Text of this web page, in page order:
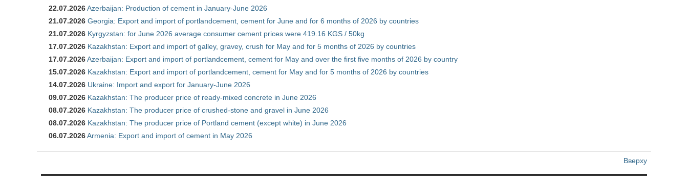
22.07.2026Azerbaijan: Production of cement in January-June 2026
21.07.2026 Georgia: Export and import of portlandcement, cement for June and for 6 months of 2026 by countries
21.07.2026 Kyrgyzstan: for June 2026 average consumer cement prices were 419.16 KGS / 50kg
17.07.2026 Kazakhstan: Export and import of galley, gravey, crush for May and for 5 months of 2026 by countries
17.07.2026Azerbaijan: Export and import of portlandcement, cement for May and over the first five months of 2026 by country
15.07.2026 Kazakhstan: Export and import of portlandcement, cement for May and for 5 months of 2026 by countries
14.07.2026 Ukraine: Import and export for January-June 2026
09.07.2026 Kazakhstan: The producer price of ready-mixed concrete in June 2026
08.07.2026 Kazakhstan: The producer price of crushed-stone and gravel in June 2026
08.07.2026 Kazakhstan: The producer price of Portland cement (except white) in June 2026
06.07.2026Armenia: Export and import of cement in May 2026
Вверху